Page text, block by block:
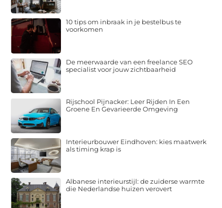
10 tips om inbraak in je bestelbus te
voorkomen
De meerwaarde van een freelance SEO
specialist voor jouw zichtbaarheid
Rijschool Pijnacker: Leer Rijden In Een
Groene En Gevarieerde Omgeving
Interieurbouwer Eindhoven: kies maatwerk
als timing krap is
Albanese interieurstijl: de zuiderse warmte
die Nederlandse huizen verovert